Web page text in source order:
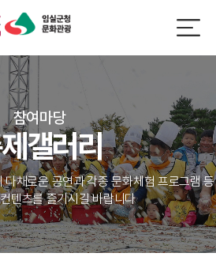
참여마당
갤러리
채로운 공연과 각종 문화체험 프로그램 등
텐츠를 즐기시길 바랍니다